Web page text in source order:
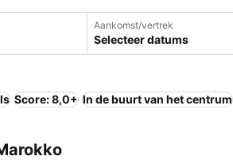
Aankomst/vertrek
Selecteer datums
Score: 8,0+ In de buurt van het centrum